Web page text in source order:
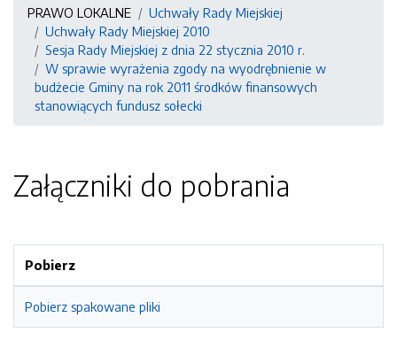
PRAWO LOKALNE
Uchwały Rady Miejskiej
Uchwały Rady Miejskiej 2010
Sesja Rady Miejskiej z dnia 22 stycznia 2010 r.
W sprawie wyrażenia zgody na wyodrębnienie w
budżecie Gminy na rok 2011 środków finansowych
stanowiących fundusz sołecki
Załączniki do pobrania
Pobierz
Pobierz spakowane pliki